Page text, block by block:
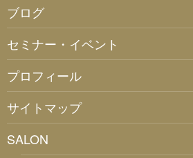
ブログ
セミナー・イベント
プロフィール
サイトマップ
SALON